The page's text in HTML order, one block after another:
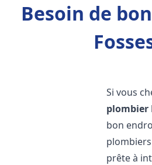
Besoin de
Si vous
plombier
bon
prête à